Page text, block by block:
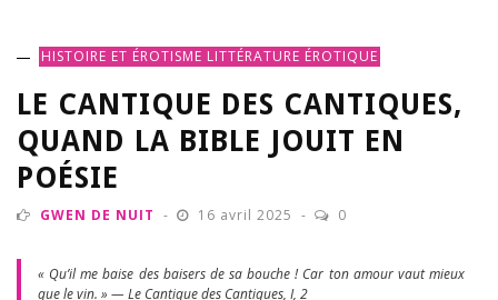
HISTOIRE ET ÉROTISME LITTÉRATURE ÉROTIQUE
LE CANTIQUE DES CANTIQUES,
QUAND LA BIBLE JOUIT EN
POÉSIE
GWEN DE NUIT 16 avril 2025 0
« Qu’il me baise des baisers de sa bouche ! Car ton amour vaut mieux
que le vin. » — Le Cantique des Cantiques, I, 2